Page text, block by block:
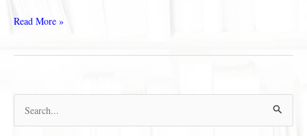
Đuzepe
TRAVIJATA
Read More »
р